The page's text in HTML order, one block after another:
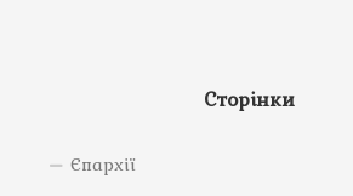
Сторінки
Єпархії